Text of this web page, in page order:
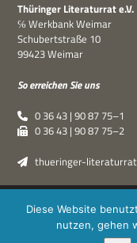
Thü­rin­ger Lite­ra­tur­rat e.V.
℅ Werk­bank Weimar
Schu­bert­straße 10
99423 Weimar
So errei­chen Sie uns
0 36 43 | 90 87 75–1
0 36 43 | 90 87 75–2
thueringer-
Thüringer
Diese Website
nutzen, gehen